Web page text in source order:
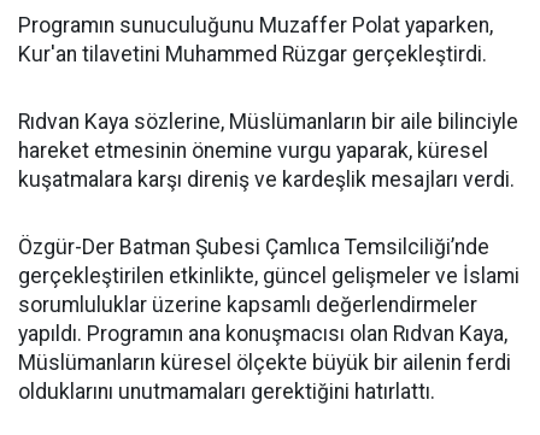
Programın sunuculuğunu Muzaffer Polat yaparken,
Kur'an tilavetini Muhammed Rüzgar gerçekleştirdi.
Rıdvan Kaya sözlerine, Müslümanların bir aile bilinciyle
hareket etmesinin önemine vurgu yaparak, küresel
kuşatmalara karşı direniş ve kardeşlik mesajları verdi.
Özgür-Der Batman Şubesi Çamlıca Temsilciliği’nde
gerçekleştirilen etkinlikte, güncel gelişmeler ve İslami
sorumluluklar üzerine kapsamlı değerlendirmeler
yapıldı. Programın ana konuşmacısı olan Rıdvan Kaya,
Müslümanların küresel ölçekte büyük bir ailenin ferdi
olduklarını unutmamaları gerektiğini hatırlattı.